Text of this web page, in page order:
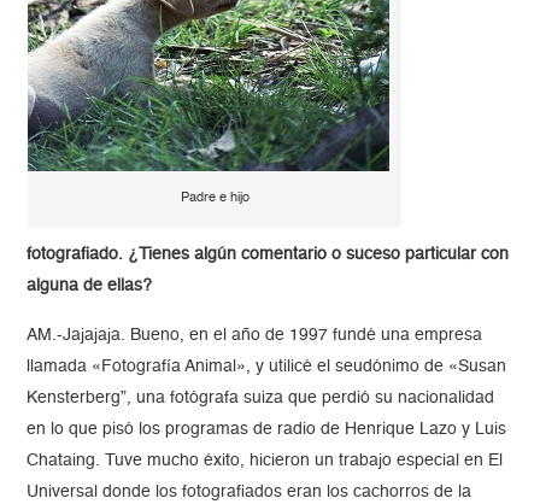
Padre e hijo
fotografiado. ¿Tienes algún comentario o suceso particular con
alguna de ellas?
AM.-Jajajaja. Bueno, en el año de 1997 fundé una empresa
llamada «Fotografía Animal», y utilicé el seudónimo de «Susan
Kensterberg”, una fotógrafa suiza que perdió su nacionalidad
en lo que pisó los programas de radio de Henrique Lazo y Luis
Chataing. Tuve mucho éxito, hicieron un trabajo especial en El
Universal donde los fotografiados eran los cachorros de la